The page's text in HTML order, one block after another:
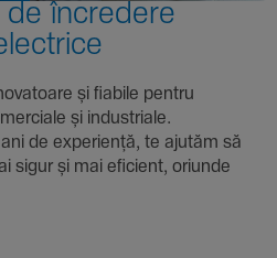
de încre­dere
și fiabile pentru
comer­ciale și indus­triale.
expe­riență, te ajutăm să
sigur și mai eficient, oriunde